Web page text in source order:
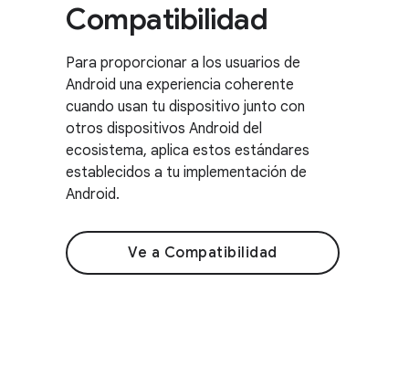
Compatibilidad
Para proporcionar a los usuarios de
Android una experiencia coherente
cuando usan tu dispositivo junto con
otros dispositivos Android del
ecosistema, aplica estos estándares
establecidos a tu implementación de
Android.
Ve a Compatibilidad